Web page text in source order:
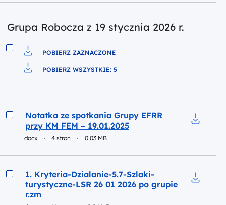
Grupa Robocza z 19 stycznia 2026 r.
Pobierz do pliku
POBIERZ ZAZNACZONE
POBIERZ WSZYSTKIE: 5
Podgląd
Notatka ze spotkania Grupy EFRR
przy KM FEM – 19.01.2025
docx 4 stron 0.03 MB
Podgląd
1. Kryteria-Dzialanie-5.7-Szlaki-
turystyczne-LSR 26 01 2026 po grupie
r.zm